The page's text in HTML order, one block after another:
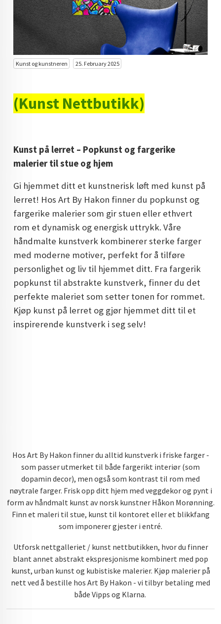
KUNST INVESTERING
KUNSTSTILER
FARGETEORI
KJØP KUNST TIL SALGS
FARGERIK KUNST
KUNST
KUNSTNER BLOGG - EN KUNSTNERS DAGBOK
STORE MALERIER TIL STUE
NORSK KUNST
DOPAMIN DECOR NORGE
DOPAMIN DECOR NORGE
Kunst og kunstneren 25. February 2025
(Kunst Nettbutikk)
Kunst på lerret – Popkunst og fargerike
malerier til stue og hjem
Gi hjemmet ditt et kunstnerisk løft med kunst på
lerret! Hos Art By Hakon finner du popkunst og
fargerike malerier som gir stuen eller ethvert
rom et dynamisk og energisk uttrykk. Våre
håndmalte kunstverk kombinerer sterke farger
med moderne motiver, perfekt for å tilføre
personlighet og liv til hjemmet ditt. Fra fargerik
popkunst til abstrakte kunstverk, finner du det
perfekte maleriet som setter tonen for rommet.
Kjøp kunst på lerret og gjør hjemmet ditt til et
inspirerende kunstverk i seg selv!
Hos Art By Hakon finner du alltid kunstverk i friske farger -
som passer utmerket til både fargerikt interiør (som
dopamin decor), men også som kontrast til rom med
nøytrale farger. Frisk opp ditt hjem med veggdekor og pynt i
form av håndmalt kunst av norsk kunstner Håkon Morønning.
Finn et maleri til stue, kunst til kontoret eller et blikkfang
som imponerer gjester i entré.
Utforsk nettgalleriet / kunst nettbutikken, hvor du finner
blant annet abstrakt ekspresjonisme kombinert med pop
kunst, urban kunst og kubistiske malerier. Kjøp malerier på
nett ved å bestille hos Art By Hakon - vi tilbyr betaling med
både Vipps og Klarna.